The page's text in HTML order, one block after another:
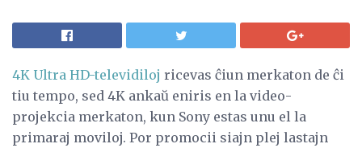
4K Ultra HD-televidiloj ricevas ĉiun merkaton de ĉi
tiu tempo, sed 4K ankaŭ eniris en la video-
projekcia merkaton, kun Sony estas unu el la
primaraj moviloj. Por promocii siajn plej lastajn